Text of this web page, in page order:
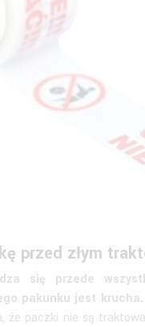
przed złym
się przede
pakunku jest krucha.
że paczki nie są